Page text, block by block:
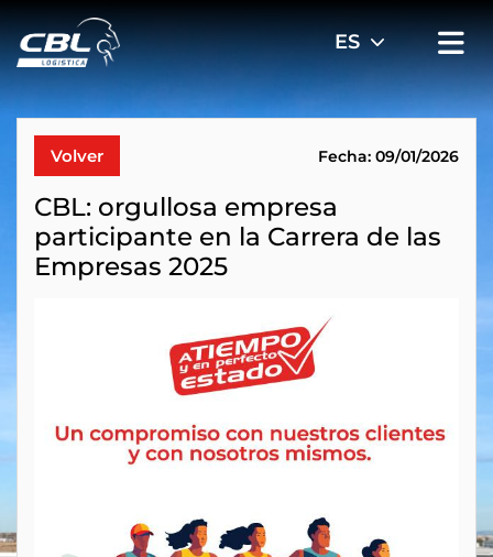
Volver Fecha: 09/01/2026
CBL: orgullosa empresa
participante en la Carrera de las
Empresas 2025